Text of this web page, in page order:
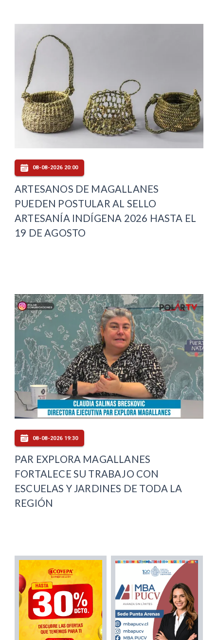
08-08-2026 20:00
ARTESANOS DE MAGALLANES
PUEDEN POSTULAR AL SELLO
ARTESANÍA INDÍGENA 2026 HASTA EL
19 DE AGOSTO
08-08-2026 19:30
PAR EXPLORA MAGALLANES
FORTALECE SU TRABAJO CON
ESCUELAS Y JARDINES DE TODA LA
REGIÓN